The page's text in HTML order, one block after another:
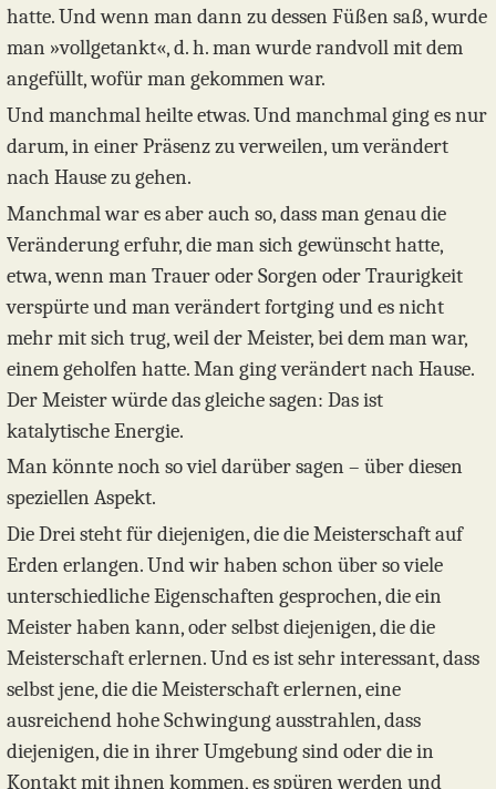
hatte. Und wenn man dann zu dessen Füßen saß, wurde
man »vollgetankt«, d. h. man wurde randvoll mit dem
angefüllt, wofür man gekommen war.
Und manchmal heilte etwas. Und manchmal ging es nur
darum, in einer Präsenz zu verweilen, um verändert
nach Hause zu gehen.
Manchmal war es aber auch so, dass man genau die
Veränderung erfuhr, die man sich gewünscht hatte,
etwa, wenn man Trauer oder Sorgen oder Traurigkeit
verspürte und man verändert fortging und es nicht
mehr mit sich trug, weil der Meister, bei dem man war,
einem geholfen hatte. Man ging verändert nach Hause.
Der Meister würde das gleiche sagen: Das ist
katalytische Energie.
Man könnte noch so viel darüber sagen – über diesen
speziellen Aspekt.
Die Drei steht für diejenigen, die die Meisterschaft auf
Erden erlangen. Und wir haben schon über so viele
unterschiedliche Eigenschaften gesprochen, die ein
Meister haben kann, oder selbst diejenigen, die die
Meisterschaft erlernen. Und es ist sehr interessant, dass
selbst jene, die die Meisterschaft erlernen, eine
ausreichend hohe Schwingung ausstrahlen, dass
diejenigen, die in ihrer Umgebung sind oder die in
Kontakt mit ihnen kommen, es spüren werden und